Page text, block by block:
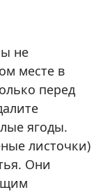
не
месте в
перед
ягоды.
листочки)
Они